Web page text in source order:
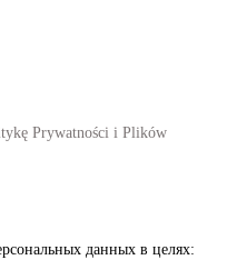
Prywatności i Plików
данных в целях: